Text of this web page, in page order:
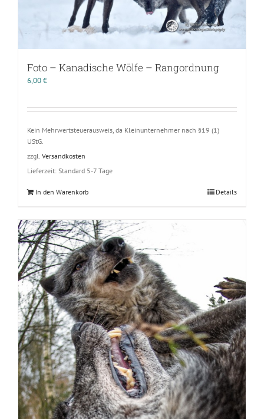
Foto – Kanadische Wölfe – Rangordnung
6,00€
Kein Mehrwertsteuerausweis, da Kleinunternehmer nach §19 (1)
UStG.
zzgl. Versandkosten
Lieferzeit: Standard 5-7 Tage
In den Warenkorb Details